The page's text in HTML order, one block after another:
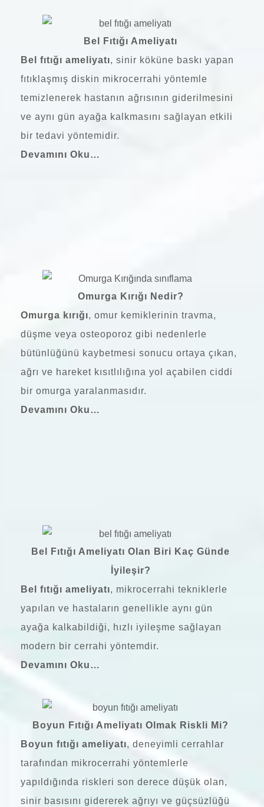
Bel Fıtığı Ameliyatı
Bel fıtığı ameliyatı, sinir köküne baskı yapan
fıtıklaşmış diskin mikrocerrahi yöntemle
temizlenerek hastanın ağrısının giderilmesini
ve aynı gün ayağa kalkmasını sağlayan etkili
bir tedavi yöntemidir.
Devamını Oku…
Omurga Kırığı Nedir?
Omurga kırığı, omur kemiklerinin travma,
düşme veya osteoporoz gibi nedenlerle
bütünlüğünü kaybetmesi sonucu ortaya çıkan,
ağrı ve hareket kısıtlılığına yol açabilen ciddi
bir omurga yaralanmasıdır.
Devamını Oku…
Bel Fıtığı Ameliyatı Olan Biri Kaç Günde
İyileşir?
Bel fıtığı ameliyatı, mikrocerrahi tekniklerle
yapılan ve hastaların genellikle aynı gün
ayağa kalkabildiği, hızlı iyileşme sağlayan
modern bir cerrahi yöntemdir.
Devamını Oku…
Boyun Fıtığı Ameliyatı Olmak Riskli Mi?
Boyun fıtığı ameliyatı, deneyimli cerrahlar
tarafından mikrocerrahi yöntemlerle
yapıldığında riskleri son derece düşük olan,
sinir basısını gidererek ağrıyı ve güçsüzlüğü